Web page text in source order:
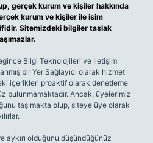
gerçek kurum ve kişiler hakkında
kurum ve kişiler ile isim
Sitemizdeki bilgiler taslak
Bilgi Teknolojileri ve İletişim
bir Yer Sağlayıcı olarak hizmet
içerikleri proaktif olarak denetleme
bulunmamaktadır. Ancak, üyelerimiz
taşımakta olup, siteye üye olarak
aykırı olduğunu düşündüğünüz